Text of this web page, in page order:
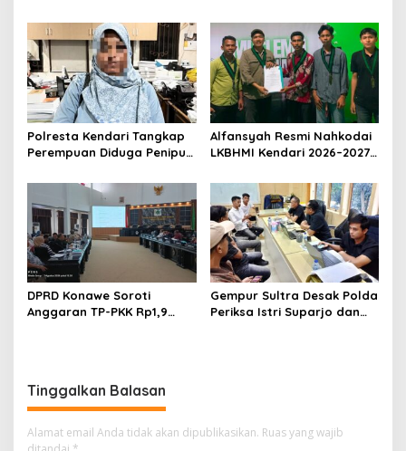
Rupbasan Rp1,9 Miliar
Dihentikan
Penelantaran Jemaah
Umrah Masuk Babak Baru
Polresta Kendari Tangkap
Perempuan Diduga Penipu
Rp588,1 Juta
Alfansyah Resmi Nahkodai
LKBHMI Kendari 2026–2027,
Hukum
DPRD Konawe Soroti
Anggaran TP-PKK Rp1,9
Gempur Sultra Desak Polda
Periksa Istri Suparjo dan
Tinggalkan Balasan
Alamat email Anda tidak akan dipublikasikan. Ruas yang wajib